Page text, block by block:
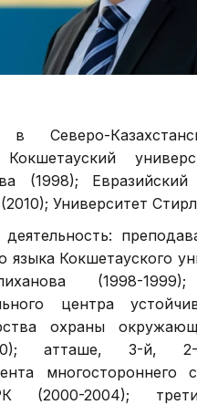
в Северо-
Кокшетауский
(1998); Евразийский
Университет
деятельность:
языка Кокшетауского
(1998-1999);
центра
охраны
атташе, 3-й, 2-
многостороннего
2004);